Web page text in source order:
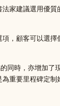
家建議選用優
，顧客可以選
時，亦增加
重要里程碑定